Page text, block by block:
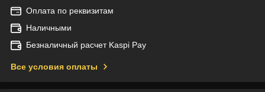
Оплата по реквизитам
Наличными
Безналичный расчет Kaspi Pay
Все условия оплаты